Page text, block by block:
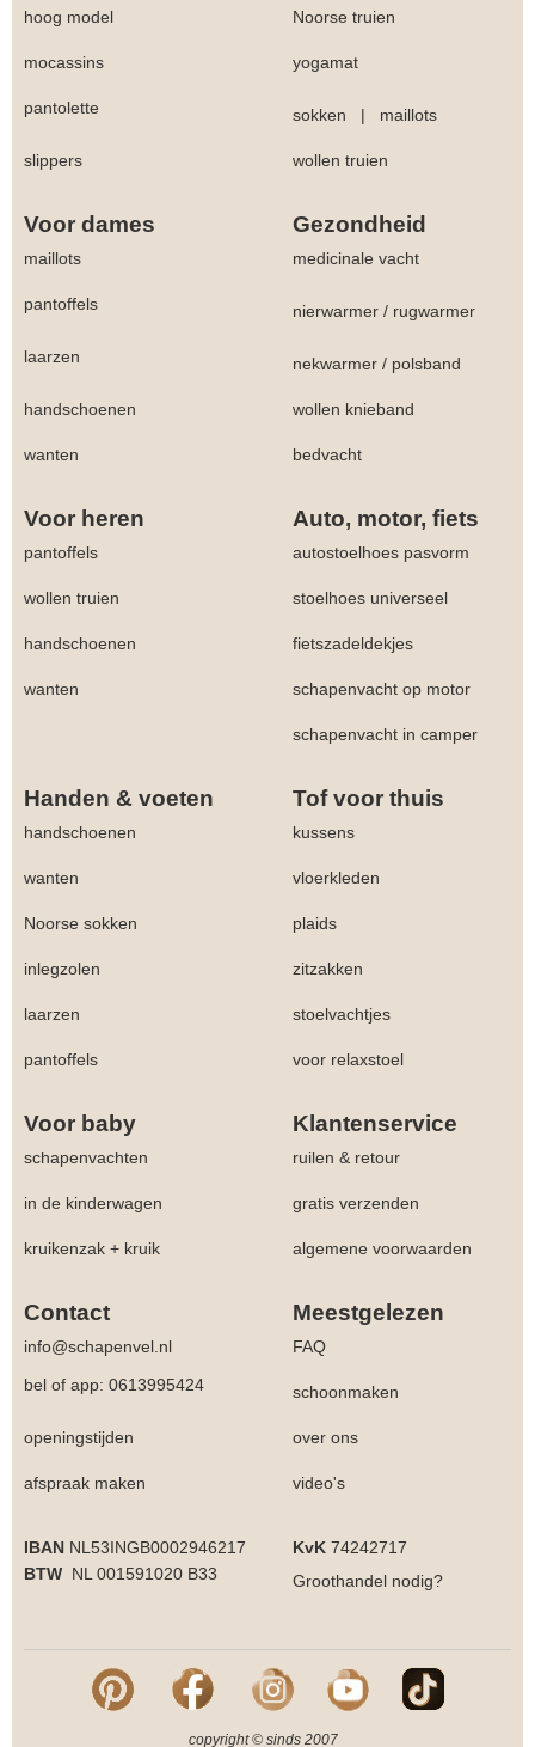
hoog model Noorse truien
mocassins yogamat
pantolette sokken | maillots
slippers wollen truien
Voor dames Gezondheid
maillots medicinale vacht
pantoffels nierwarmer / rugwarmer
laarzen nekwarmer / polsband
handschoenen wollen knieband
wanten bedvacht
Voor heren Auto, motor, fiets
pantoffels autostoelhoes pasvorm
wollen truien stoelhoes universeel
handschoenen fietszadeldekjes
wanten schapenvacht op motor
schapenvacht in camper
Handen & voeten Tof voor thuis
handschoenen kussens
wanten vloerkleden
Noorse sokken plaids
inlegzolen zitzakken
laarzen stoelvachtjes
pantoffels voor relaxstoel
Voor baby Klantenservice
schapenvachten ruilen & retour
in de kinderwagen gratis verzenden
kruikenzak + kruik algemene voorwaarden
Contact Meestgelezen
info@schapenvel.nl
FAQ
bel of app: 0613995424
schoonmaken
openingstijden over ons
afspraak maken video's
IBAN NL53INGB0002946217 KvK 74242717
BTW NL 001591020 B33 Groothandel nodig?
copyright © sinds 2007